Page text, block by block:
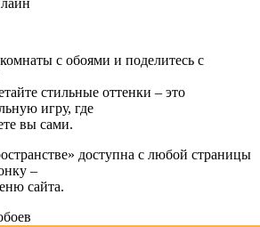
с обоями и поделитесь с
стильные оттенки – это
игру, где
вы сами.
доступна с любой страницы
–
сайта.